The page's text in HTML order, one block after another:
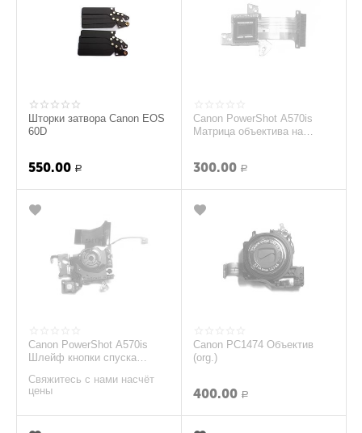
Шторки затвора Canon EOS
60D
550.00 Р
Canon PowerShot A570is
Матрица объектива на
300.00 Р
Canon PowerShot A570is
Шлейф кнопки спуска
Свяжитесь с нами насчёт
цены
Canon PC1474 Объектив
(org.)
400.00 Р